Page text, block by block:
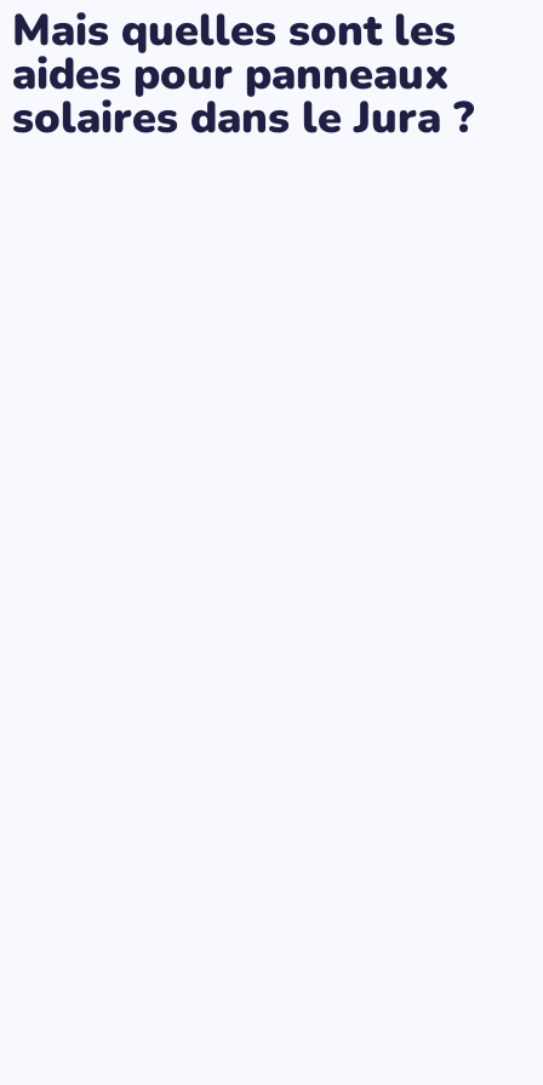
Mais quelles sont les
aides pour panneaux
solaires dans le Jura ?